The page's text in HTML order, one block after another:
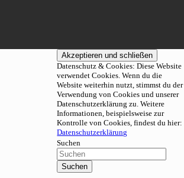
Datenschutz & Cookies: Diese Website
verwendet Cookies. Wenn du die
Website weiterhin nutzt, stimmst du der
Verwendung von Cookies und unserer
Datenschutzerklärung zu. Weitere
Informationen, beispielsweise zur
Kontrolle von Cookies, findest du hier:
Datenschutzerklärung
Suchen